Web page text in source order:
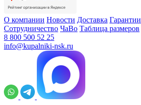
О компании Новости Доставка Гарантии
Сотрудничество ЧаВо Таблица размеров
8 800 500 52 25
info@kupalniki-nsk.ru